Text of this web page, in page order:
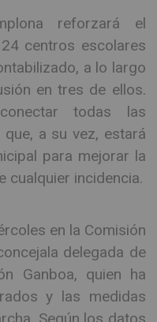
reforzará el
centros escolares
a lo largo
en tres de ellos.
todas las
a su vez, estará
para mejorar la
cualquier incidencia.
en la Comisión
delegada de
Ganboa, quien ha
y las medidas